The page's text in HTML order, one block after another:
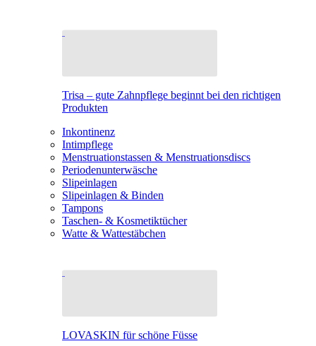
Trisa – gute Zahnpflege beginnt bei den richtigen
Produkten
Inkontinenz
Intimpflege
Menstruationstassen & Menstruationsdiscs
Periodenunterwäsche
Slipeinlagen
Slipeinlagen & Binden
Tampons
Taschen- & Kosmetiktücher
Watte & Wattestäbchen
LOVASKIN für schöne Füsse